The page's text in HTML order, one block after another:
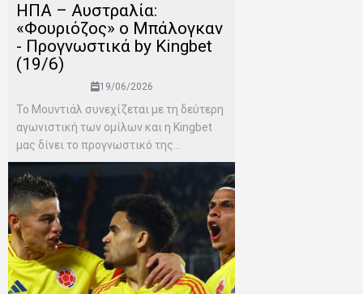
ΗΠΑ – Αυστραλία:
«Φουριόζος» ο Μπάλογκαν
- Προγνωστικά by Kingbet
(19/6)
19/06/2026
Το Μουντιάλ συνεχίζεται με τη δεύτερη
αγωνιστική των ομίλων και η Kingbet
μας δίνει το προγνωστικό της...